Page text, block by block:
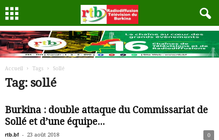
Accueil Tags Sollé
Tag: sollé
Burkina : double attaque du Commissariat de
Sollé et d’une équipe...
rtb.bf - 23 août 2018 0